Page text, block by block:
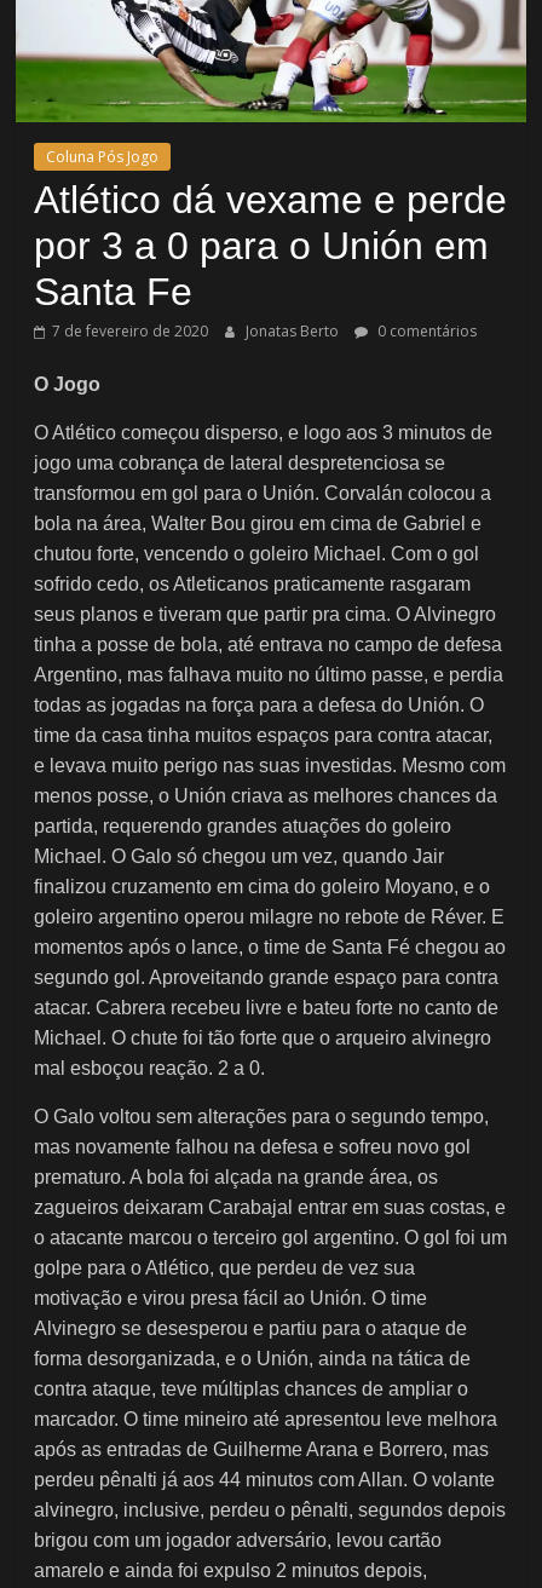
Coluna Pós Jogo
Atlético dá vexame e perde
por 3 a 0 para o Unión em
Santa Fe
7 de fevereiro de 2020 Jonatas Berto 0 comentários
O Jogo
O Atlético começou disperso, e logo aos 3 minutos de
jogo uma cobrança de lateral despretenciosa se
transformou em gol para o Unión. Corvalán colocou a
bola na área, Walter Bou girou em cima de Gabriel e
chutou forte, vencendo o goleiro Michael. Com o gol
sofrido cedo, os Atleticanos praticamente rasgaram
seus planos e tiveram que partir pra cima. O Alvinegro
tinha a posse de bola, até entrava no campo de defesa
Argentino, mas falhava muito no último passe, e perdia
todas as jogadas na força para a defesa do Unión. O
time da casa tinha muitos espaços para contra atacar,
e levava muito perigo nas suas investidas. Mesmo com
menos posse, o Unión criava as melhores chances da
partida, requerendo grandes atuações do goleiro
Michael. O Galo só chegou um vez, quando Jair
finalizou cruzamento em cima do goleiro Moyano, e o
goleiro argentino operou milagre no rebote de Réver. E
momentos após o lance, o time de Santa Fé chegou ao
segundo gol. Aproveitando grande espaço para contra
atacar. Cabrera recebeu livre e bateu forte no canto de
Michael. O chute foi tão forte que o arqueiro alvinegro
mal esboçou reação. 2 a 0.
O Galo voltou sem alterações para o segundo tempo,
mas novamente falhou na defesa e sofreu novo gol
prematuro. A bola foi alçada na grande área, os
zagueiros deixaram Carabajal entrar em suas costas, e
o atacante marcou o terceiro gol argentino. O gol foi um
golpe para o Atlético, que perdeu de vez sua
motivação e virou presa fácil ao Unión. O time
Alvinegro se desesperou e partiu para o ataque de
forma desorganizada, e o Unión, ainda na tática de
contra ataque, teve múltiplas chances de ampliar o
marcador. O time mineiro até apresentou leve melhora
após as entradas de Guilherme Arana e Borrero, mas
perdeu pênalti já aos 44 minutos com Allan. O volante
alvinegro, inclusive, perdeu o pênalti, segundos depois
brigou com um jogador adversário, levou cartão
amarelo e ainda foi expulso 2 minutos depois,